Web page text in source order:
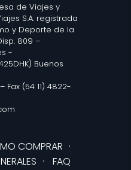
de Viajes y
S.A. registrada
y Deporte de la
809 –
-
Buenos
Fax (54 11) 4822-
COMPRAR ·
· FAQ